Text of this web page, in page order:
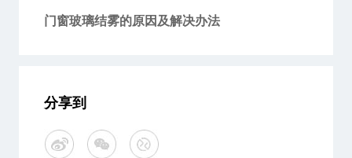
门窗玻璃结雾的原因及解决办法
分享到